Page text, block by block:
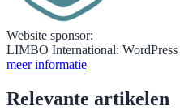
Website sponsor:
LIMBO International: WordPress
meer informatie
Relevante artikelen